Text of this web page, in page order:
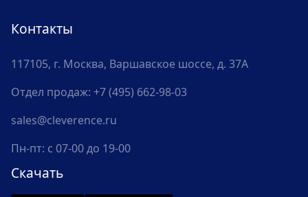
Контакты
117105, г. Москва, Варшавское шоссе, д. 37А
Отдел продаж: +7 (495) 662-98-03
sales@cleverence.ru
Пн-пт: с 07-00 до 19-00
Скачать